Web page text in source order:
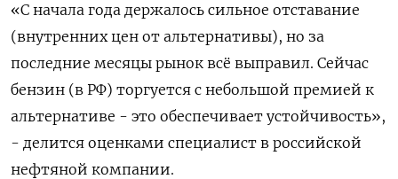
«С начала года держалось сильное отставание
(внутренних цен от альтернативы), но за
последние месяцы рынок всё выправил. Сейчас
бензин (в РФ) торгуется с небольшой премией к
альтернативе - это обеспечивает устойчивость»,
- делится оценками специалист в российской
нефтяной компании.